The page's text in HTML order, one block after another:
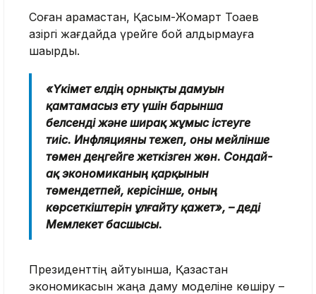
Соған қарамастан, Қасым-Жомарт Тоқаев
қазіргі жағдайда үрейге бой алдырмауға
шақырды.
«Үкімет елдің орнықты дамуын
қамтамасыз ету үшін барынша
белсенді және ширақ жұмыс істеуге
тиіс. Инфляцияны тежеп, оны мейлінше
төмен деңгейге жеткізген жөн. Сондай-
ақ экономиканың қарқынын
төмендетпей, керісінше, оның
көрсеткіштерін ұлғайту қажет», – деді
Мемлекет басшысы.
Президенттің айтуынша, Қазақстан
экономикасын жаңа даму моделіне көшіру –